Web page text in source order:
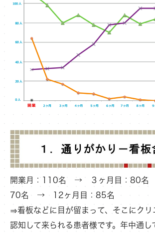
開業月：110名 → ３ヶ月目：80
70名 → 12ヶ月目：85名
⇒看板などに目が留まって、そこにクリ
認知して来られる患者様です。年中通し